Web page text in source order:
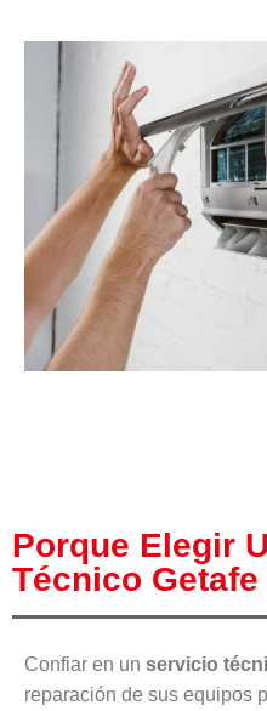
Porque Elegir
Técnico Getafe
Confiar en un servicio
reparación de sus equipos